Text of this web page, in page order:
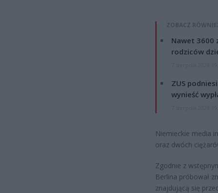
ZOBACZ
Nawet 3600
rodziców
ZUS
wynieść
Niemieckie media
oraz dwóch
Zgodnie z
Berlina próbował
znajdującą się